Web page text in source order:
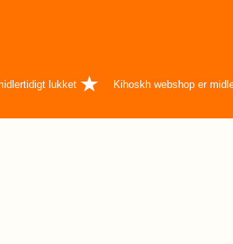
lukket Kihoskh webshop er